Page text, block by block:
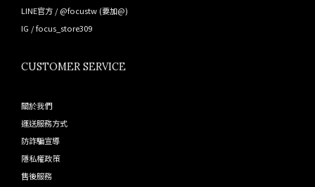
LINE官方 / @focustw (要加@)
IG /focus_store309
CUSTOMER SERVICE
關於我們
運送服務方式
防詐騙宣導
隱私權政策
售後服務